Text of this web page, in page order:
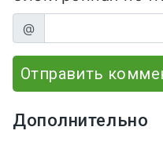
@
Отправить
Дополнительно